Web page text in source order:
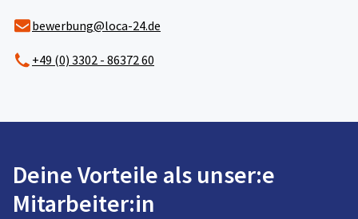
bewerbung@loca-24.de
+49 (0) 3302 - 86372 60
Deine Vorteile als unser:e
Mitarbeiter:in